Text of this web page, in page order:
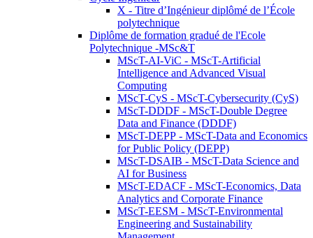
X - Titre d’Ingénieur diplômé de l’École
polytechnique
Diplôme de formation gradué de l'Ecole
Polytechnique -MSc&T
MScT-AI-ViC - MScT-Artificial
Intelligence and Advanced Visual
Computing
MScT-CyS - MScT-Cybersecurity (CyS)
MScT-DDDF - MScT-Double Degree
Data and Finance (DDDF)
MScT-DEPP - MScT-Data and Economics
for Public Policy (DEPP)
MScT-DSAIB - MScT-Data Science and
AI for Business
MScT-EDACF - MScT-Economics, Data
Analytics and Corporate Finance
MScT-EESM - MScT-Environmental
Engineering and Sustainability